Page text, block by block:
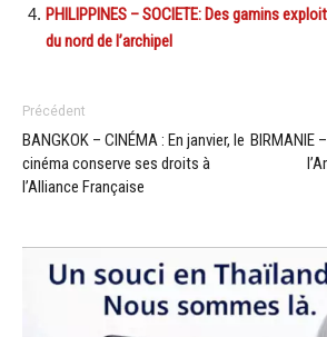
PHILIPPINES – SOCIETE: Des gamins
du nord de l’archipel
Précédent
BANGKOK – CINÉMA : En janvier, le
cinéma conserve ses droits à
l’Alliance Française
BIRMANIE